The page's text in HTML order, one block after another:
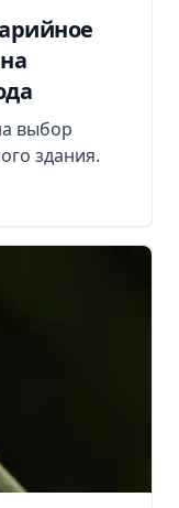
выбор
здания.